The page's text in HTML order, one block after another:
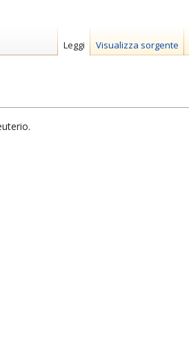
Leggi Visualizza sorgente